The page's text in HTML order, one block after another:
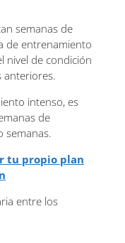
semanas de
de entrenamiento
nivel de condición
anteriores.
intenso, es
de
semanas.
tu propio plan
entre los